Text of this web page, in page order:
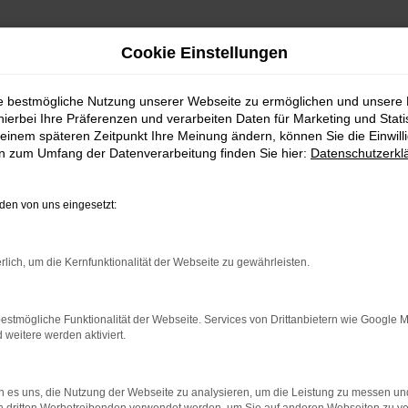
2 Möglichkeiten. Sehen Sie sich mit Klick auf „Unser
Probefahren. Oder Sie klicken auf den Button
können wir dann für Sie beschaffen. Wir freuen uns auf
Cookie Einstellungen
bestmögliche Nutzung unserer Webseite zu ermöglichen und unsere
Ihre Präferenzen und verarbeiten Daten für Marketing und
späteren Zeitpunkt Ihre Meinung ändern, können Sie die
zum Umfang der Datenverarbeitung finden Sie hier:
von uns eingesetzt:
um die Kernfunktionalität der Webseite zu gewährleisten.
Funktionalität der Webseite. Services von Drittanbietern wie Google
weitere werden aktiviert.
es uns, die Nutzung der Webseite zu analysieren, um die Leistung zu messen